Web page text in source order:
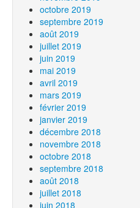
octobre 2019
septembre 2019
août 2019
juillet 2019
juin 2019
mai 2019
avril 2019
mars 2019
février 2019
janvier 2019
décembre 2018
novembre 2018
octobre 2018
septembre 2018
août 2018
juillet 2018
juin 2018